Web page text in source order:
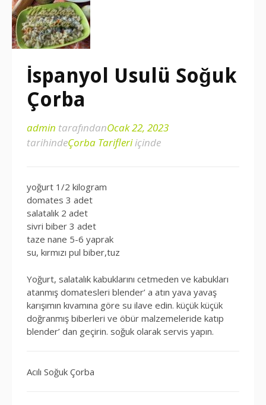
İspanyol Usulü Soğuk
Çorba
admin tarafındanOcak 22, 2023
tarihindeÇorba Tarifleriiçinde
yoğurt 1/2 kilogram
domates 3 adet
salatalık 2 adet
sivri biber 3 adet
taze nane 5-6 yaprak
su, kırmızı pul biber,tuz
Yoğurt, salatalık kabuklarını cetmeden ve kabukları
atanmış domatesleri blender’ a atın yava yavaş
karışımın kıvamına göre su ilave edin. küçük küçük
doğranmış biberleri ve öbür malzemeleride katıp
blender’ dan geçirin. soğuk olarak servis yapın.
Acılı Soğuk Çorba